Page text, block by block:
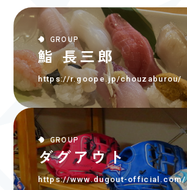
GROUP
鮨 長三郎
https://r.goope.jp/chouzaburou/
GROUP
ダグアウト
https://www.dugout-official.com/